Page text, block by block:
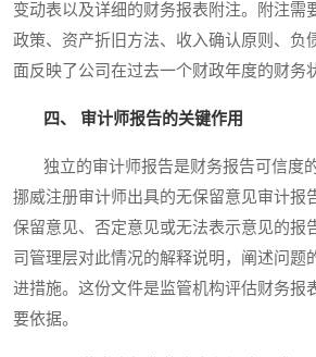
变动表以及详细的财务报表附注。附注需
政策、资产折旧方法、收入确认原则、负
面反映了公司在过去一个财政年度的财务
四、 审计师报告的关键作用
独立的审计师报告是财务报告可信度
挪威注册审计师出具的无保留意见审计报
保留意见、否定意见或无法表示意见的报
司管理层对此情况的解释说明，阐述问题
进措施。这份文件是监管机构评估财务报
要依据。